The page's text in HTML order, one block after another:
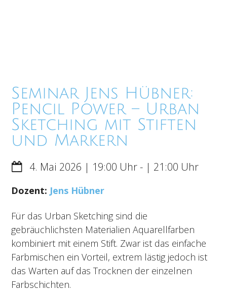
Seminar Jens Hübner:
Pencil Power – Urban
Sketching mit Stiften
und Markern
4. Mai 2026 19:00 - 21:00
Dozent: Jens Hübner
Für das Urban Sketching sind die
gebräuchlichsten Materialien Aquarellfarben
kombiniert mit einem Stift. Zwar ist das einfache
Farbmischen ein Vorteil, extrem lästig jedoch ist
das Warten auf das Trocknen der einzelnen
Farbschichten.